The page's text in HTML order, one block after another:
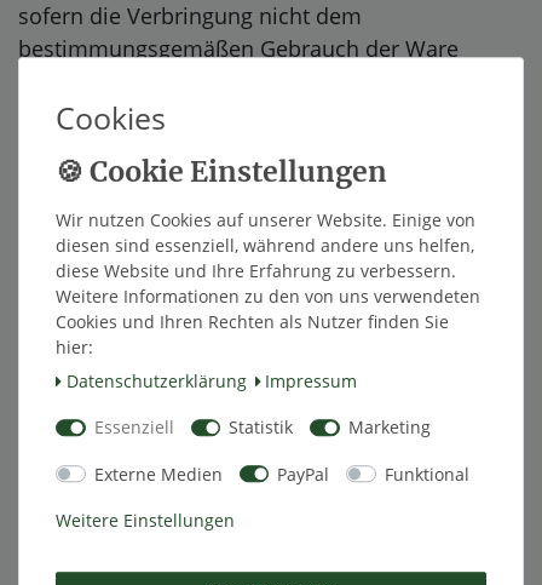
sofern die Verbringung nicht dem
bestimmungsgemäßen Gebrauch der Ware
Ablieferung der Ware. Die Fristverkürzung gilt
nicht:
- für uns zurechenbare schuldhaft verursachte
Schäden aus der Verletzung des Lebens, des
Körpers oder der Gesundheit und bei vorsätzlich
oder grob fahrlässig verursachten sonstigen
- soweit wir den Mangel arglistig verschwiegen
oder eine Garantie für die Beschaffenheit der
Sache übernommen haben;
- bei Sachen, die entsprechend ihrer üblichen
Verwendungsweise für ein Bauwerk verwendet
Cookies
Wir nutzen Cookies auf unserer Website. Einige von
diesen sind essenziell, während andere uns helfen,
diese Website und Ihre Erfahrung zu verbessern.
Weitere Informationen zu den von uns verwendeten
Cookies und Ihren Rechten als Nutzer finden Sie
hier:
Daten­schutz­erklärung
Impressum
Essenziell Statistik Marketing
Externe Medien PayPal Funktional
Weitere Einstellungen